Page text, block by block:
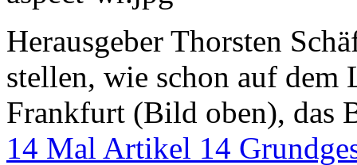
Herausgeber Thorsten
stellen, wie schon auf dem
Frankfurt (Bild oben), das
14 Mal Artikel 14